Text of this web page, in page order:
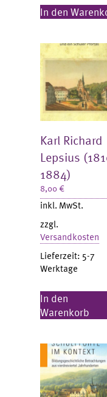
In den
Karl Richard
Lepsius
1884)
8,00€
inkl. MwSt.
zzgl.
Versandkosten
Lieferzeit: 5-7
Werktage
In den
Warenkorb